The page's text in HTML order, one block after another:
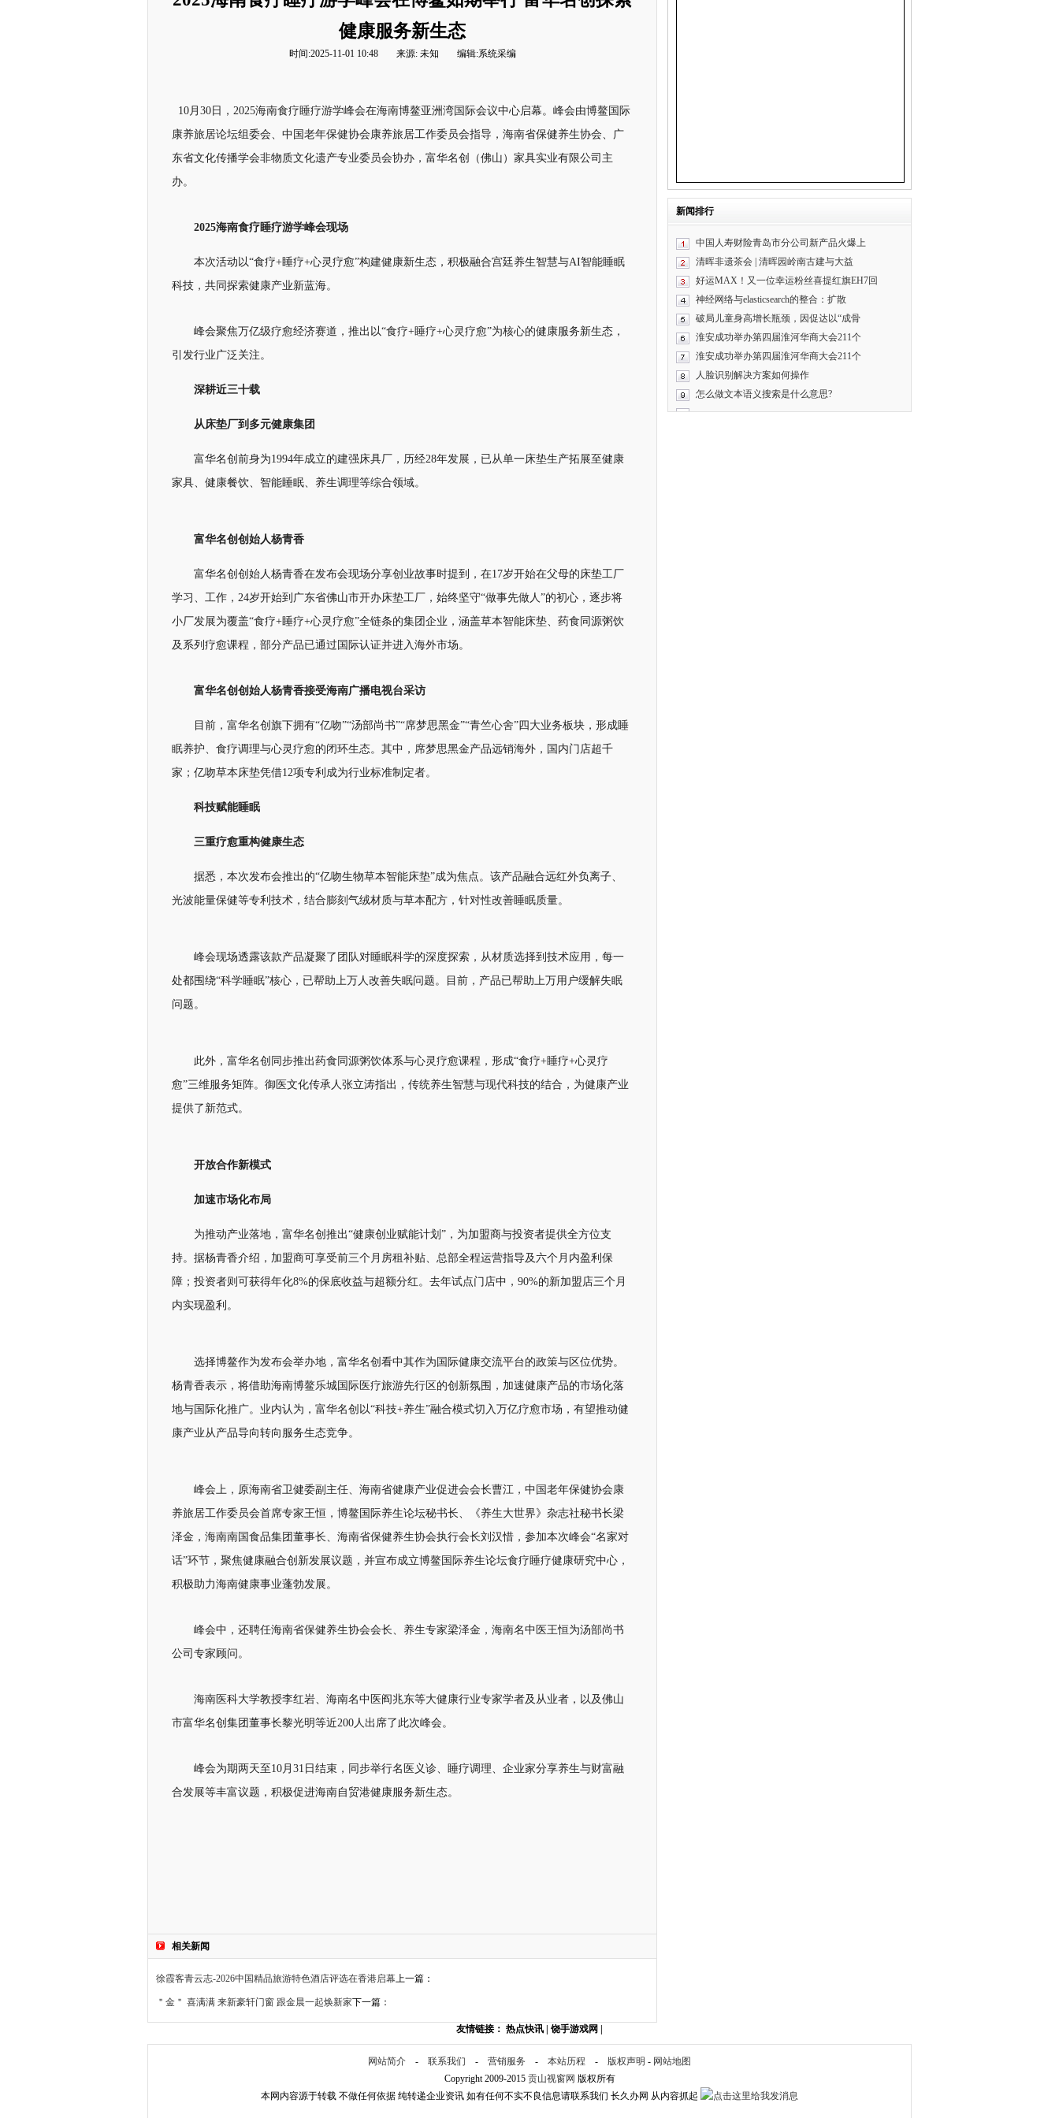
健康服务新生态
时间:2025-11-01 10:48 来源: 未知 编辑:系统采编
10月30日，2025海南食疗睡疗游学峰会在海南博鳌亚洲湾国际会议中心启幕。峰会由博鳌国际
康养旅居论坛组委会、中国老年保健协会康养旅居工作委员会指导，海南省保健养生协会、广
东省文化传播学会非物质文化遗产专业委员会协办，富华名创（佛山）家具实业有限公司主
办。
2025海南食疗睡疗游学峰会现场
本次活动以“食疗+睡疗+心灵疗愈”构建健康新生态，积极融合宫廷养生智慧与AI智能睡眠
科技，共同探索健康产业新蓝海。
峰会聚焦万亿级疗愈经济赛道，推出以“食疗+睡疗+心灵疗愈”为核心的健康服务新生态，
引发行业广泛关注。
深耕近三十载
从床垫厂到多元健康集团
富华名创前身为1994年成立的建强床具厂，历经28年发展，已从单一床垫生产拓展至健康
家具、健康餐饮、智能睡眠、养生调理等综合领域。
富华名创创始人杨青香
富华名创创始人杨青香在发布会现场分享创业故事时提到，在17岁开始在父母的床垫工厂
学习、工作，24岁开始到广东省佛山市开办床垫工厂，始终坚守“做事先做人”的初心，逐步将
小厂发展为覆盖“食疗+睡疗+心灵疗愈”全链条的集团企业，涵盖草本智能床垫、药食同源粥饮
及系列疗愈课程，部分产品已通过国际认证并进入海外市场。
富华名创创始人杨青香接受海南广播电视台采访
目前，富华名创旗下拥有“亿吻”“汤部尚书”“席梦思黑金”“青竺心舍”四大业务板块，形成睡
眠养护、食疗调理与心灵疗愈的闭环生态。其中，席梦思黑金产品远销海外，国内门店超千
家；亿吻草本床垫凭借12项专利成为行业标准制定者。
科技赋能睡眠
三重疗愈重构健康生态
据悉，本次发布会推出的“亿吻生物草本智能床垫”成为焦点。该产品融合远红外负离子、
光波能量保健等专利技术，结合膨刻气绒材质与草本配方，针对性改善睡眠质量。
峰会现场透露该款产品凝聚了团队对睡眠科学的深度探索，从材质选择到技术应用，每一
处都围绕“科学睡眠”核心，已帮助上万人改善失眠问题。目前，产品已帮助上万用户缓解失眠
问题。
此外，富华名创同步推出药食同源粥饮体系与心灵疗愈课程，形成“食疗+睡疗+心灵疗
愈”三维服务矩阵。御医文化传承人张立涛指出，传统养生智慧与现代科技的结合，为健康产业
提供了新范式。
开放合作新模式
加速市场化布局
为推动产业落地，富华名创推出“健康创业赋能计划”，为加盟商与投资者提供全方位支
持。据杨青香介绍，加盟商可享受前三个月房租补贴、总部全程运营指导及六个月内盈利保
障；投资者则可获得年化8%的保底收益与超额分红。去年试点门店中，90%的新加盟店三个月
内实现盈利。
选择博鳌作为发布会举办地，富华名创看中其作为国际健康交流平台的政策与区位优势。
杨青香表示，将借助海南博鳌乐城国际医疗旅游先行区的创新氛围，加速健康产品的市场化落
地与国际化推广。业内认为，富华名创以“科技+养生”融合模式切入万亿疗愈市场，有望推动健
康产业从产品导向转向服务生态竞争。
峰会上，原海南省卫健委副主任、海南省健康产业促进会会长曹江，中国老年保健协会康
养旅居工作委员会首席专家王恒，博鳌国际养生论坛秘书长、《养生大世界》杂志社秘书长梁
泽金，海南南国食品集团董事长、海南省保健养生协会执行会长刘汉惜，参加本次峰会“名家对
话”环节，聚焦健康融合创新发展议题，并宣布成立博鳌国际养生论坛食疗睡疗健康研究中心，
积极助力海南健康事业蓬勃发展。
峰会中，还聘任海南省保健养生协会会长、养生专家梁泽金，海南名中医王恒为汤部尚书
公司专家顾问。
海南医科大学教授李红岩、海南名中医阎兆东等大健康行业专家学者及从业者，以及佛山
市富华名创集团董事长黎光明等近200人出席了此次峰会。
峰会为期两天至10月31日结束，同步举行名医义诊、睡疗调理、企业家分享养生与财富融
合发展等丰富议题，积极促进海南自贸港健康服务新生态。
相关新闻
上一篇：
徐霞客青云志-2026中国精品旅游特色酒店评选在香港启幕
下一篇：
＂金＂ 喜满满 来新豪轩门窗 跟金晨一起焕新家
新闻排行
中国人寿财险青岛市分公司新产品火爆上
清晖非遗茶会 | 清晖园岭南古建与大益
好运MAX！又一位幸运粉丝喜提红旗EH7回
神经网络与elasticsearch的整合：扩散
破局儿童身高增长瓶颈，因促达以“成骨
淮安成功举办第四届淮河华商大会211个
淮安成功举办第四届淮河华商大会211个
人脸识别解决方案如何操作
怎么做文本语义搜索是什么意思?
友情链接： 热点快讯 饶手游戏网
网站简介 - 联系我们 - 营销服务 - 本站历程 - 版权声明 - 网站地图
Copyright 2009-2015 贡山视窗网 版权所有
本网内容源于转载 不做任何依据 纯转递企业资讯 如有任何不实不良信息请联系我们 长久办网 从内容抓起